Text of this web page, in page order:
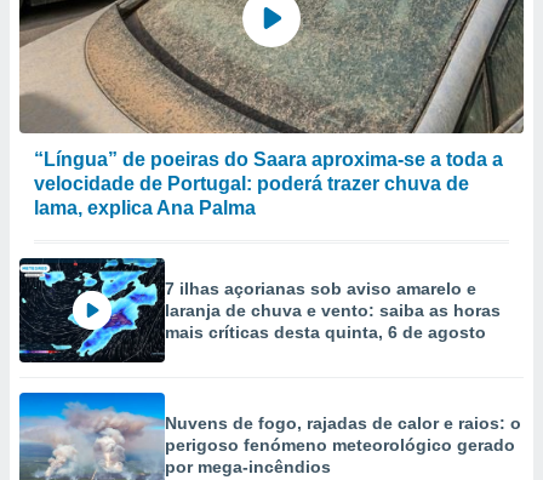
“Língua” de poeiras do Saara aproxima-se a toda a
velocidade de Portugal: poderá trazer chuva de
lama, explica Ana Palma
7 ilhas açorianas sob aviso amarelo e
laranja de chuva e vento: saiba as horas
mais críticas desta quinta, 6 de agosto
Nuvens de fogo, rajadas de calor e raios: o
perigoso fenómeno meteorológico gerado
por mega-incêndios